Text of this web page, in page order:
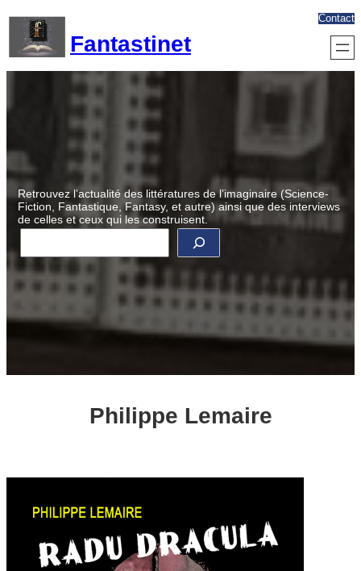
contenu
Fantastinet
Contact
Retrouvez l’actualité des littératures de l’imaginaire (Science-
Fiction, Fantastique, Fantasy, et autre) ainsi que des interviews
de celles et ceux qui les construisent.
R
c
h
e
h
Philippe Lemaire